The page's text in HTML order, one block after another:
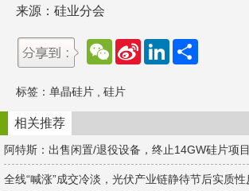
来源：硅业分会
W
e
h
a
t
S
e
b
L
d
n
标签： 单晶硅片 硅片
相关推荐
阿特斯：出售闲置/退役设备，终止14GW硅片项目